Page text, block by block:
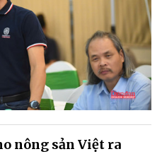
nông sản Việt ra